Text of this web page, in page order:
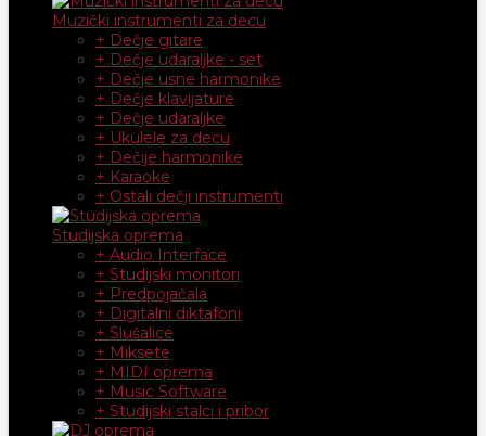
Muzički instrumenti za decu
+ Dečje gitare
+ Dečje udaraljke - set
+ Dečje usne harmonike
+ Dečje klavijature
+ Dečje udaraljke
+ Ukulele za decu
+ Dečije harmonike
+ Karaoke
+ Ostali dečji instrumenti
Studijska oprema
+ Audio Interface
+ Studijski monitori
+ Predpojačala
+ Digitalni diktafoni
+ Slušalice
+ Miksete
+ MIDI oprema
+ Music Software
+ Studijski stalci i pribor